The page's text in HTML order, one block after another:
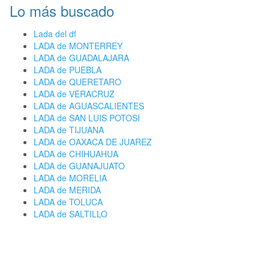
Lo más buscado
Lada del df
LADA de MONTERREY
LADA de GUADALAJARA
LADA de PUEBLA
LADA de QUERETARO
LADA de VERACRUZ
LADA de AGUASCALIENTES
LADA de SAN LUIS POTOSI
LADA de TIJUANA
LADA de OAXACA DE JUAREZ
LADA de CHIHUAHUA
LADA de GUANAJUATO
LADA de MORELIA
LADA de MERIDA
LADA de TOLUCA
LADA de SALTILLO